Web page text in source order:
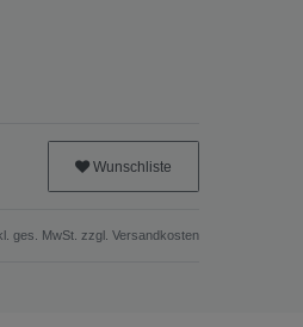
Wunschliste
ges. MwSt. zzgl. Versandkosten